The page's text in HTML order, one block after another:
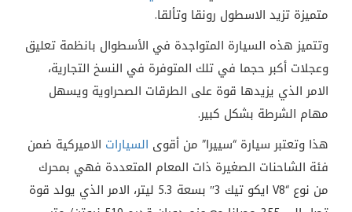
متميزة تزيد الاسطول رونقا وتألقا.
وتتميز هذه السيارة المتواجدة في الأسطوال بانظمة تعليق
وعجلات أكبر حجما في تلك المتوفرة في النسخ التجارية،
الامر الذي يزيدها قوة على الطرقات الصحراوية ويسهل
مهام الشرطة بشكل كبير.
هذا وتعتبر سيارة “سييرا” من أقوى السيارات الاميركية ضمن
فئة الشاحنات الصغيرة ذات المعام المتعددة فهي بمحرك
من نوع “V8
ايكو تيك 3″ بسعة 5.3 ليتر، الامر الذي يولد قوة